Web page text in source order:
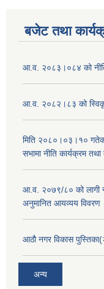
बजेट तथा
आ.व. २०८३।०८४ को
आ.व. २०८२।८३ को
मिति २०८०।०३।१०
सभामा नीति कार्यक्रम
आ.व. २०७९/८० को लागी
अनुमानित आयव्यय विवरण
आठौ नगर विकास
अन्य